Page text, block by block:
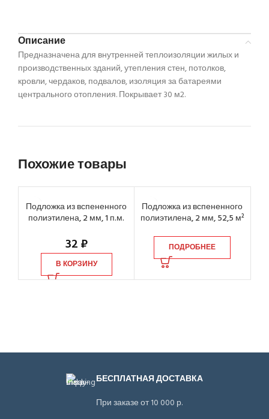
Описание
Предназначена для внутренней теплоизоляции жилых и
производственных зданий, утепления стен, потолков,
кровли, чердаков, подвалов, изоляция за батареями
центрального отопления. Покрывает 30 м2.
Похожие товары
Подложка из вспененного
полиэтилена, 2 мм, 1 п.м.
32₽
В КОРЗИНУ
Подложка из вспененного
полиэтилена, 2 мм, 52,5 м²
ПОДРОБНЕЕ
БЕСПЛАТНАЯ ДОСТАВКА
При заказе от 10 000 р.